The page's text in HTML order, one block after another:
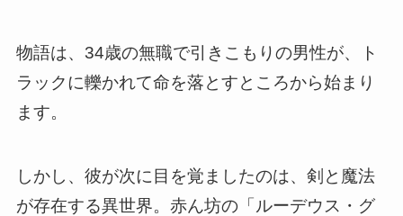
物語は、34歳の無職で引きこもりの男性が、ト
ラックに轢かれて命を落とすところから始まり
ます。
しかし、彼が次に目を覚ましたのは、剣と魔法
が存在する異世界。赤ん坊の「ルーデウス・グ